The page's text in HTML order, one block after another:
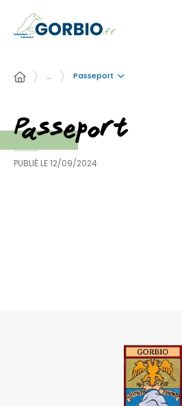
… Passeport
Passeport
PUBLIÉ LE12/09/2024